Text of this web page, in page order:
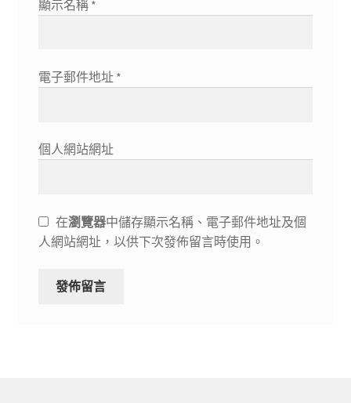
顯示名稱 *
電子郵件地址 *
個人網站網址
在瀏覽器中儲存顯示名稱、電子郵件地址及個
人網站網址，以供下次發佈留言時使用。